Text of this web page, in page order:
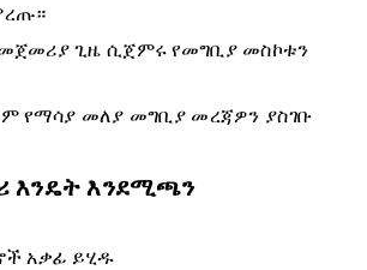
ጊዜ ሲጀምሩ የመግቢያ መስኮቱን
የማሳያ መለያ መግቢያ መረጃዎን ያስገቡ
እንዴት እንደሚጫን
አቃፊ ይሂዱ